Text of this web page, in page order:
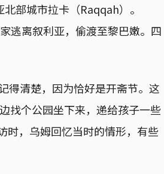
部城市拉卡（Raqqah）。
逃离叙利亚，偷渡至黎巴嫩。四
清楚，因为恰好是开斋节。这
找个公园坐下来，递给孩子一些
，乌姆回忆当时的情形，有些